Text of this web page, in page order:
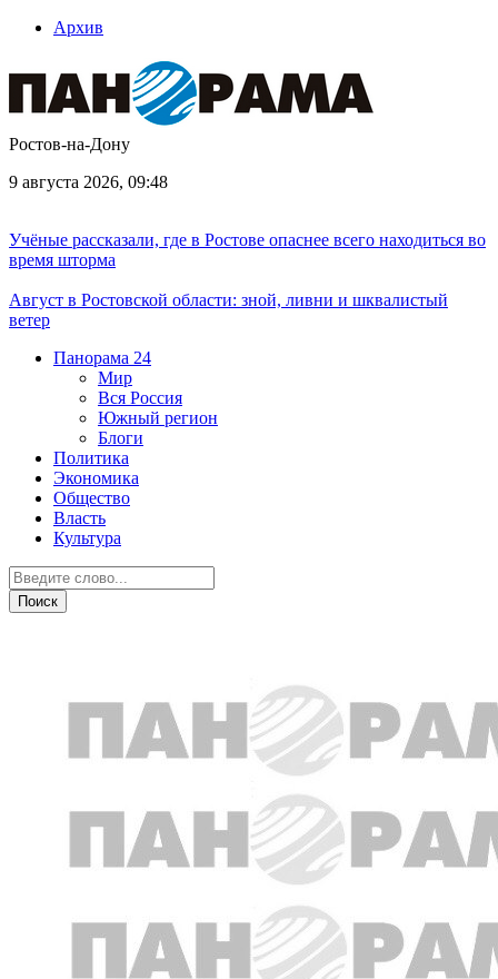
Архив
Ростов-на-Дону
9 августа 2026, 09:48
Учёные рассказали, где в Ростове опаснее всего находиться во
время шторма
Август в Ростовской области: зной, ливни и шквалистый
ветер
Панорама 24
Мир
Вся Россия
Южный регион
Блоги
Политика
Экономика
Общество
Власть
Культура